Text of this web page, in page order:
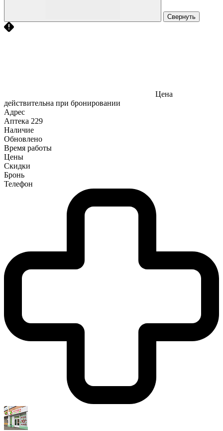
Свернуть
Цена
действительна при бронировании
Адрес
Аптека 229
Наличие
Обновлено
Время работы
Цены
Скидки
Бронь
Телефон